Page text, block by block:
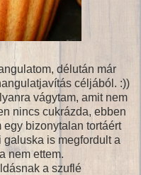
délután már
céljából. :))
vágytam, amit nem
nincs cukrázda, ebben
bizonytalan tortáért
is megfordult a
nem ettem.
a szuflé